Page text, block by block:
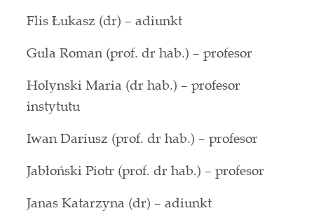
Flis Łukasz (dr) – adiunkt
Gula Roman (prof. dr hab.) – profesor
Holynski Maria (dr hab.) – profesor
instytutu
Iwan Dariusz (prof. dr hab.) – profesor
Jabłoński Piotr (prof. dr hab.) – profesor
Janas Katarzyna (dr) – adiunkt